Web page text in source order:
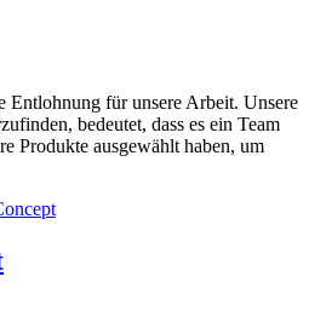
Entlohnung für unsere Arbeit. Unsere
bedeutet, dass es ein Team
Produkte ausgewählt haben, um